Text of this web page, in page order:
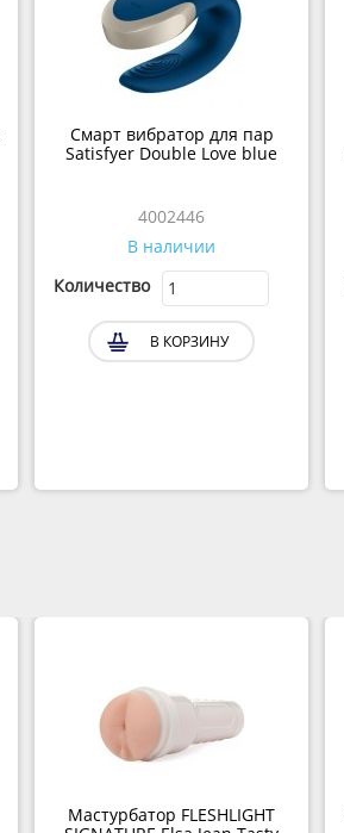
Смарт вибратор для пар
Satisfyer Double Love blue
4002446
В наличии
Количество
В КОРЗИНУ
Мастурбатор FLESHLIGHT